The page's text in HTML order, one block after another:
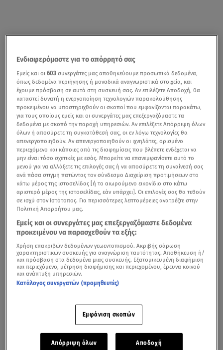
Απόσπασμα από την εκπομπή «Συνδέσεις» της ΕΡΤ
Η τελετή έναρξης των
απόψε και το Παρίσι κινείται ήδη σε ρυθμούς του
μεγαλύτερου αθλητικού γεγονότος στον πλανήτη.
Όλα είναι έτοιμα για την έναρξη μιας πολυαναμενόμενης
Ολυμπιάδας, η οποία θα συζητηθεί για την πρωτοτυπία
της και για τον μοντέρνο σχεδιασμό της.
Ολυμπιακοί Αγώνες 2024: Ποιοι Έλληνες αθλητές
συμμετέχουν
Ενδιαφερόμαστε για το απόρρητό σας
Εμείς και οι603 συνεργάτες μας αποθηκεύουμε προσωπικά δεδομένα,
όπως δεδομένα περιήγησης ή μοναδικά αναγνωριστικά στοιχεία, και
έχουμε πρόσβαση σε αυτά στη συσκευή σας. Αν επιλέξετε Αποδοχή, θα
καταστεί δυνατή η ενεργοποίηση τεχνολογιών παρακολούθησης
προκειμένου να υποστηριχθούν οι σκοποί που εμφανίζονται παρακάτω,
για τους οποίους εμείς και οι συνεργάτες μας επεξεργαζόμαστε τα
δεδομένα με σκοπό την παροχή υπηρεσιών. Αν επιλέξετε Απόρριψη όλων
όλων ή αποσύρετε τη συγκατάθεσή σας, οι εν λόγω τεχνολογίες θα
απενεργοποιηθούν. Αν απενεργοποιηθούν οι ιχνηλάτες, ορισμένο
περιεχόμενο και κάποιες από τις διαφημίσεις που βλέπετε ενδέχεται να
μην είναι τόσο σχετικές με εσάς. Μπορείτε να επανεμφανίσετε αυτό το
μενού για να αλλάξετε τις επιλογές σας ή να αποσύρετε τη συναίνεσή σας
ανά πάσα στιγμή πατώντας τον σύνδεσμο Διαχείριση προτιμήσεων στο
κάτω μέρος της ιστοσελίδας [ή το αιωρούμενο εικονίδιο στο κάτω
αριστερό μέρος της ιστοσελίδας, εάν υπάρχει]. Οι επιλογές σας θα τεθούν
σε ισχύ στον Ιστότοπος. Για περισσότερες λεπτομέρειες ανατρέξτε στην
Πολιτική Απορρήτου μας.
Εμείς και οι συνεργάτες μας επεξεργαζόμαστε δεδομένα
προκειμένου να παρασχεθούν τα εξής:
Χρήση επακριβών δεδομένων γεωεντοπισμού. Ακριβής σάρωση
χαρακτηριστικών συσκευής για αναγνώριση ταυτότητας. Αποθήκευση ή/
και πρόσβαση στα δεδομένα μιας συσκευής. Εξατομικευμένη διαφήμιση
και περιεχόμενο, μέτρηση διαφήμισης και περιεχομένου, έρευνα κοινού
και ανάπτυξη υπηρεσιών.
Κατάλογος συνεργατών (προμηθευτές)
Εμφάνιση σκοπών
Απόρριψη όλων Αποδοχή